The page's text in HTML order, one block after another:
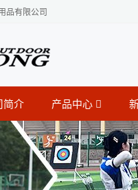
品有限公司
简介 产品中心